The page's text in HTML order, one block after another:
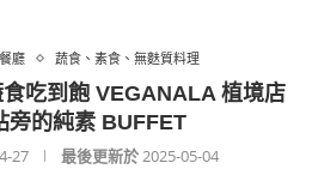
廳 蔬食、素食、無麩質料理
食吃到飽 VEGANALA 植境店
旁的純素 BUFFET
27 最後更新於2025-05-04